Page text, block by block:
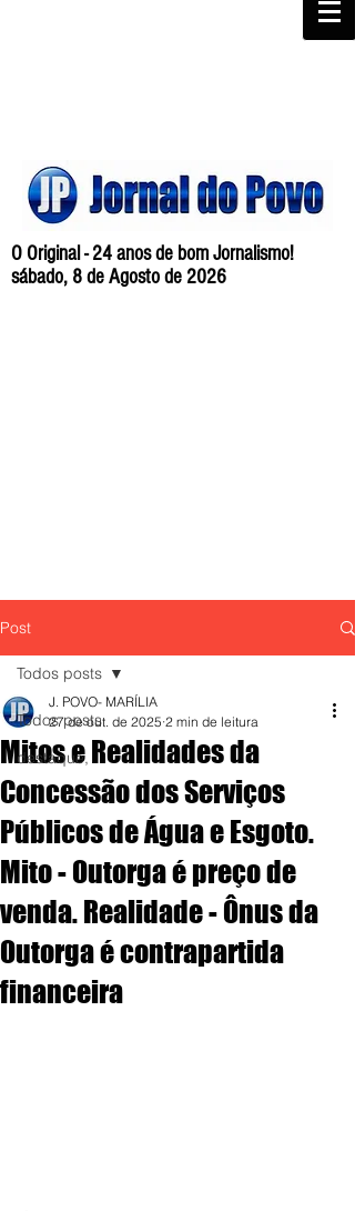
O Original - 24 anos de bom Jornalismo!
sábado, 8 de Agosto de 2026
Post
Todos posts
destaque,
Todos posts
Mitos e Realidades da
Concessão dos Serviços
Públicos de Água e Esgoto.
Mito - Outorga é preço de
venda. Realidade - Ônus da
Outorga é contrapartida
financeira
J. POVO- MARÍLIA
27 de out. de 2025 2 min de leitura